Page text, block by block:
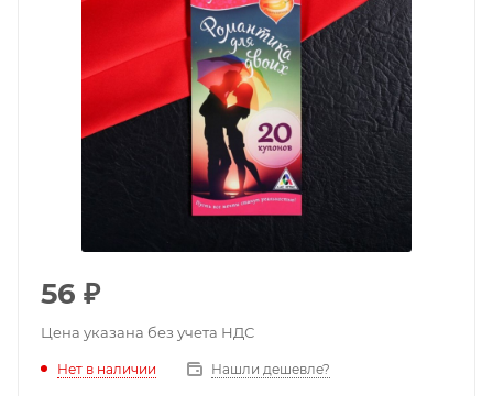
56 ₽
Цена указана без учета НДС
Нет в наличии Нашли дешевле?